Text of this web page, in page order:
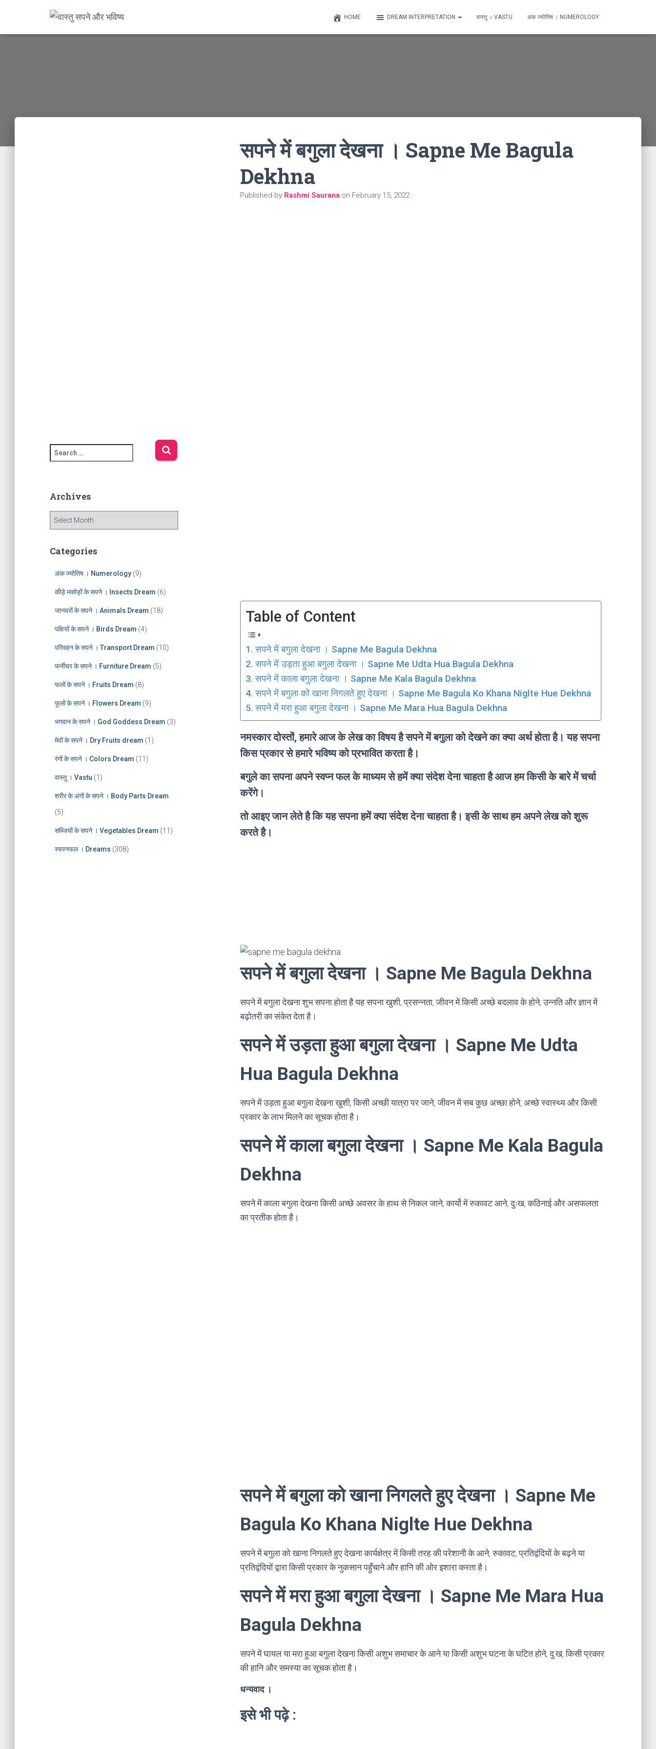
HOME DREAM INTERPRETATION वास्तु । VASTU अंक ज्योतिष । NUMEROLOGY
e
c
f
Archives
h
Categories
अंक ज्योतिष । Numerology (9)
कीड़े मकोड़ों के सपने । Insects Dream (6)
जानवरों के सपने । Animals Dream (18)
पक्षियों के सपने । Birds Dream (4)
परिवहन के सपने । Transport Dream (10)
फर्नीचर के सपने । Furniture Dream (5)
फलों के सपने । Fruits Dream (8)
फूलों के सपने । Flowers Dream (9)
भगवान के सपने । God Goddess Dream (3)
मेवों के सपने । Dry Fruits dream (1)
रंगों के सपने । Colors Dream (11)
वास्तु । Vastu (1)
शरीर के अंगों के सपने । Body Parts Dream
(5)
सब्जियों के सपने । Vegetables Dream (11)
स्वपनफल । Dreams (308)
सपने में बगुला देखना । Sapne Me Bagula
Dekhna
Published by Rashmi Saurana on February 15, 2022
Table of Content
सपने में बगुला देखना । Sapne Me Bagula Dekhna
सपने में उड़ता हुआ बगुला देखना । Sapne Me Udta Hua Bagula Dekhna
सपने में काला बगुला देखना । Sapne Me Kala Bagula Dekhna
सपने में बगुला को खाना निगलते हुए देखना । Sapne Me Bagula Ko Khana Niglte Hue Dekhna
सपने में मरा हुआ बगुला देखना । Sapne Me Mara Hua Bagula Dekhna
नमस्कार दोस्तों, हमारे आज के लेख का विषय है सपने में बगुला को देखने का क्या अर्थ होता है। यह सपना
किस प्रकार से हमारे भविष्य को प्रभावित करता है।
बगुले का सपना अपने स्वप्न फल के माध्यम से हमें क्या संदेश देना चाहता है आज हम किसी के बारे में चर्चा
करेंगे।
तो आइए जान लेते है कि यह सपना हमें क्या संदेश देना चाहता है। इसी के साथ हम अपने लेख को शुरू
करते है।
सपने में बगुला देखना । Sapne Me Bagula Dekhna
सपने में बगुला देखना शुभ सपना होता है यह सपना खुशी, प्रसन्नता, जीवन में किसी अच्छे बदलाव के होने, उन्नति और ज्ञान में
बढ़ोतरी का संकेत देता है।
सपने में उड़ता हुआ बगुला देखना । Sapne Me Udta
Hua Bagula Dekhna
सपने में उड़ता हुआ बगुला देखना खुशी, किसी अच्छी यात्रा पर जाने, जीवन में सब कुछ अच्छा होने, अच्छे स्वास्थ्य और किसी
प्रकार के लाभ मिलने का सूचक होता है।
सपने में काला बगुला देखना । Sapne Me Kala Bagula
Dekhna
सपने में काला बगुला देखना किसी अच्छे अवसर के हाथ से निकल जाने, कार्यो में रुकावट आने, दुःख, कठिनाई और असफलता
का प्रतीक होता है।
सपने में बगुला को खाना निगलते हुए देखना । Sapne Me
Bagula Ko Khana Niglte Hue Dekhna
सपने में बगुला को खाना निगलते हुए देखना कार्यक्षेत्र में किसी तरह की परेशानी के आने, रुकावट, प्रतिद्वंदियों के बढ़ने या
प्रतिद्वंदियों द्वारा किसी प्रकार के नुकसान पहुँचाने और हानि की ओर इशारा करता है।
सपने में मरा हुआ बगुला देखना । Sapne Me Mara Hua
Bagula Dekhna
सपने में घायल या मरा हुआ बगुला देखना किसी अशुभ समाचार के आने या किसी अशुभ घटना के घटित होने, दु:ख, किसी प्रकार
की हानि और समस्या का सूचक होता है।
धन्यवाद ।
इसे भी पढ़े :